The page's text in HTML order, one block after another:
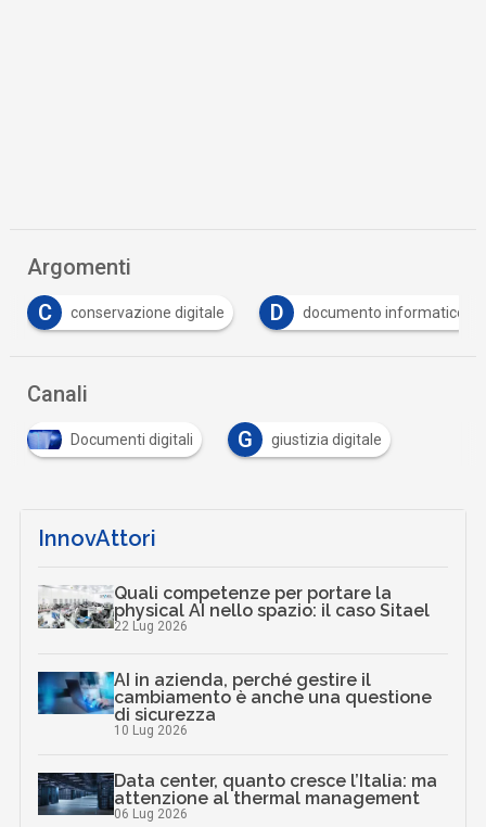
Argomenti
C
conservazione digitale D documento informatico
Canali
Documenti digitali G giustizia digitale
InnovAttori
Quali competenze per portare la
physical AI nello spazio: il caso Sitael
22 Lug 2026
AI in azienda, perché gestire il
cambiamento è anche una questione
di sicurezza
10 Lug 2026
Data center, quanto cresce l’Italia: ma
attenzione al thermal management
06 Lug 2026